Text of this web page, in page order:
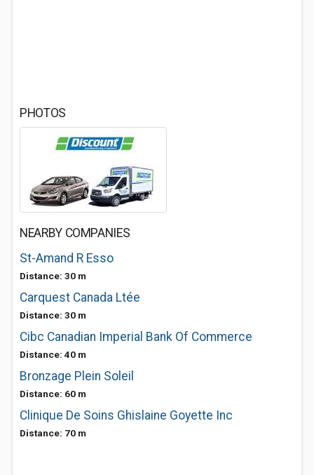
PHOTOS
NEARBY COMPANIES
St-Amand R Esso
Distance: 30 m
Carquest Canada Ltée
Distance: 30 m
Cibc Canadian Imperial Bank Of Commerce
Distance: 40 m
Bronzage Plein Soleil
Distance: 60 m
Clinique De Soins Ghislaine Goyette Inc
Distance: 70 m